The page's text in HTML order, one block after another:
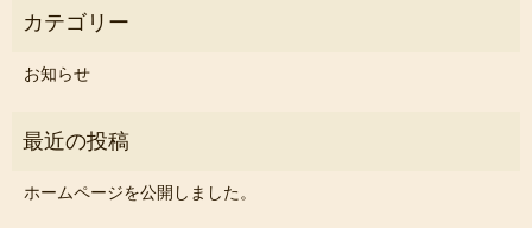
お知らせ
ホームページを公開しました。